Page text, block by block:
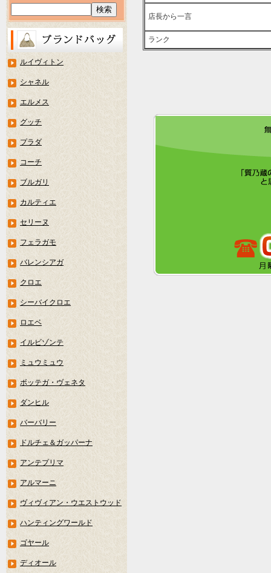
店長から一言
ランク
ルイヴィトン
シャネル
エルメス
グッチ
プラダ
コーチ
ブルガリ
カルティエ
セリーヌ
フェラガモ
バレンシアガ
クロエ
シーバイクロエ
ロエベ
イルビゾンテ
ミュウミュウ
ボッテガ・ヴェネタ
ダンヒル
バーバリー
ドルチェ＆ガッパーナ
アンテプリマ
アルマーニ
ヴィヴィアン・ウエストウッド
ハンティングワールド
ゴヤール
ディオール